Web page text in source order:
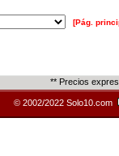
[Pág.
** Precios
© 2002/2022 Solo10.com